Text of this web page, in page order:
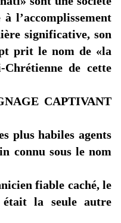
l’accomplissement
significative, son
prit le nom de «la
Chrétienne de cette
CAPTIVANT
plus habiles agents
connu sous le nom
fiable caché, le
était la seule autre